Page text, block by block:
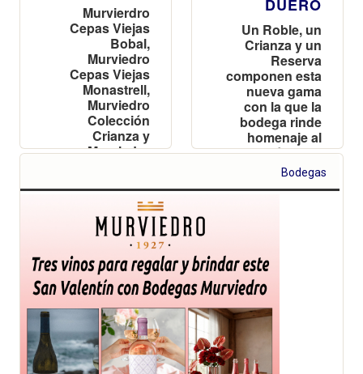
Murvierdro
Cepas Viejas
Bobal,
Murviedro
Cepas Viejas
Monastrell,
Murviedro
Colección
Crianza y
Murviedro
sido
reconocidos en
la 30ª edición
del concurso
más influyente
de Alemania
DUERO
Un Roble, un
Crianza y un
Reserva
componen esta
nueva gama
con la que la
bodega rinde
homenaje al
carácter, el
tiempo y la
autenticidad
Bodegas